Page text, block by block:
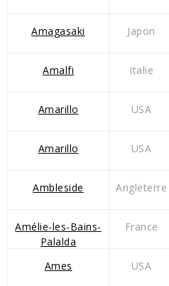
Amagasaki Japon
Amalfi Italie
Amarillo USA
Amarillo USA
Ambleside Angleterre
Amélie-les-Bains-
Palalda
France
Ames USA